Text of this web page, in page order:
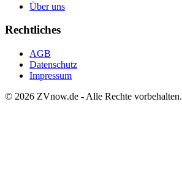
Über uns
Rechtliches
AGB
Datenschutz
Impressum
© 2026 ZVnow.de - Alle Rechte vorbehalten.